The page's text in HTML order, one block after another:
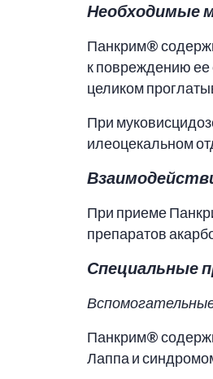
Необходимые
Панкрим®
к повреждению
целиком
При
илеоцекальном
При приеме
препаратов
Специальные
Панкрим®
Лаппа и